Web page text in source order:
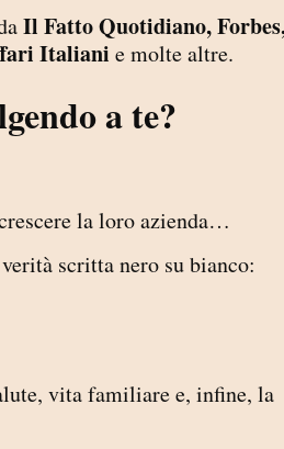
Il Fatto Quotidiano,
Italiani e molte altre.
a te?
la loro azienda…
scritta nero su bianco:
vita familiare e, infine, la